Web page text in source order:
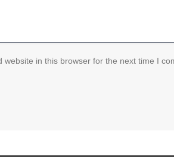
website in this browser for the next time I